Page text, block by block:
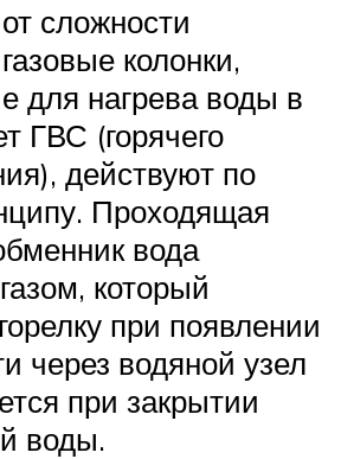
сложности
колонки,
для нагрева воды в
ГВС (горячего
действуют по
Проходящая
вода
который
при появлении
через водяной узел
при закрытии
воды.